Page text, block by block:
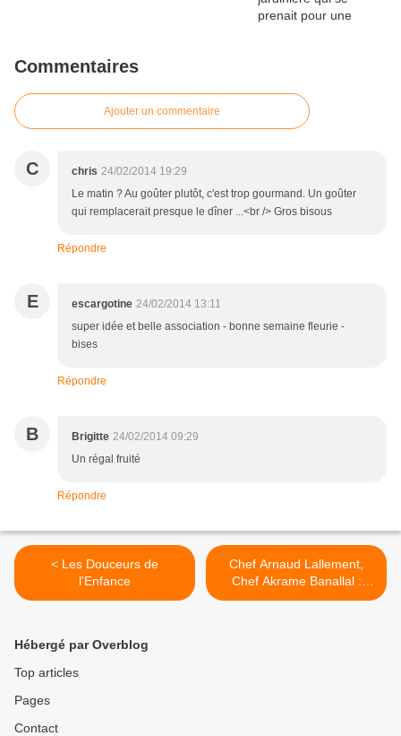
Commentaires
Ajouter un commentaire
C chris 24/02/2014 19:29
Le matin ? Au goûter plutôt, c'est trop gourmand. Un goûter
qui remplacerait presque le dîner ...<br /> Gros bisous
Répondre
E escargotine 24/02/2014 13:11
super idée et belle association - bonne semaine fleurie -
bises
Répondre
B Brigitte 24/02/2014 09:29
Un régal fruité
Répondre
< Les Douceurs de
l'Enfance
Chef Arnaud Lallement,
Chef Akrame Banallal :
Champagne ! >
Hébergé par Overblog
Top articles
Pages
Contact